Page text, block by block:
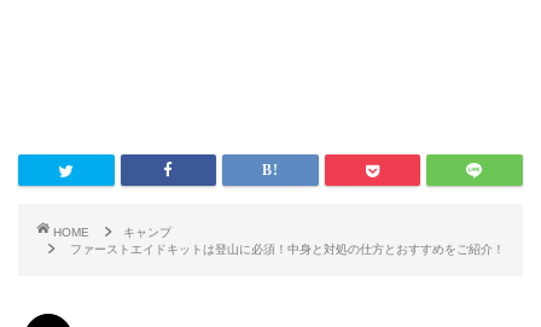
HOME
キャンプ
ファーストエイドキットは登山に必須！中身と対処の仕方とおすすめをご紹介！